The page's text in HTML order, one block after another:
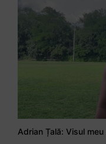
Adrian Țală: Visul